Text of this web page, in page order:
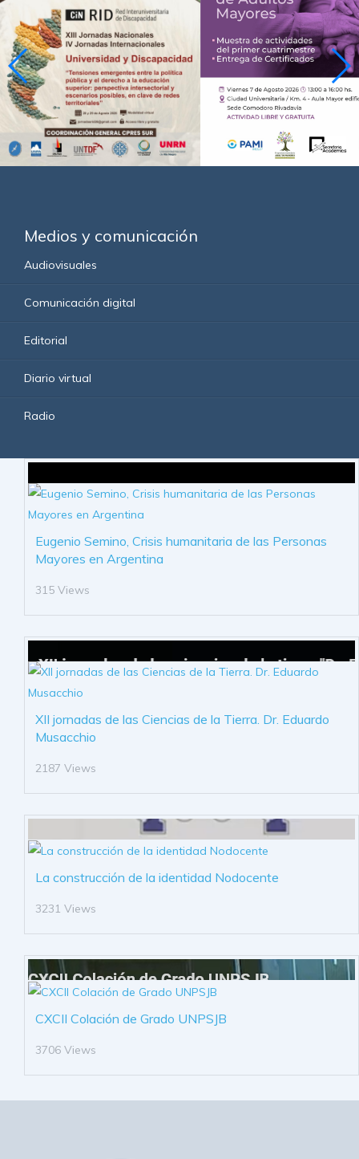
Medios y comunicación
Audiovisuales
Comunicación digital
Editorial
Diario virtual
Radio
Eugenio Semino, Crisis humanitaria de las Personas
Mayores en Argentina
315 Views
XII jornadas de las Ciencias de la Tierra. Dr. Eduardo
Musacchio
2187 Views
La construcción de la identidad Nodocente
3231 Views
CXCII Colación de Grado UNPSJB
3706 Views